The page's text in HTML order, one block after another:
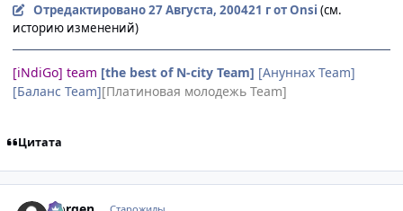
Отредактировано27 Августа, 200421 гот Onsi (см.
историю изменений)
[iNdiGo] team [the best of N-city Team] [Ануннах Team]
[Баланс Team][Платиновая молодежь Team]
Цитата